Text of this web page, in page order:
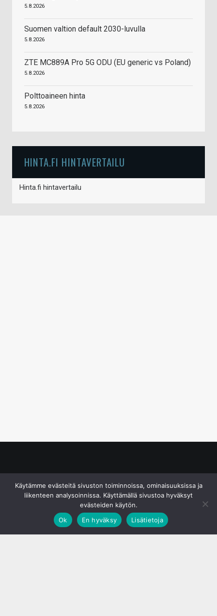
5.8.2026
Suomen valtion default 2030-luvulla
5.8.2026
ZTE MC889A Pro 5G ODU (EU generic vs Poland)
5.8.2026
Polttoaineen hinta
5.8.2026
HINTA.FI HINTAVERTAILU
Hinta.fi hintavertailu
Käytämme evästeitä sivuston toiminnoissa, ominaisuuksissa ja
liikenteen analysoinnissa. Käyttämällä sivustoa hyväksyt
evästeiden käytön.
Ok
En hyväksy Lisätietoja